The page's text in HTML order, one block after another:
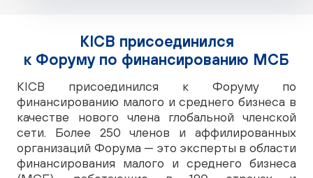
KICB присоединился
к Форуму по финансированию МСБ
KICB присоединился к Форуму по
финансированию малого и среднего бизнеса в
качестве нового члена глобальной членской
сети. Более 250 членов и аффилированных
организаций Форума — это эксперты в области
финансирования малого и среднего бизнеса